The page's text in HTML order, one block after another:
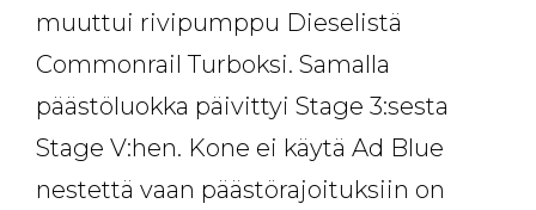
muuttui rivipumppu Dieselistä
Commonrail Turboksi. Samalla
päästöluokka päivittyi Stage 3:sesta
Stage V:hen. Kone ei käytä Ad Blue
nestettä vaan päästörajoituksiin on